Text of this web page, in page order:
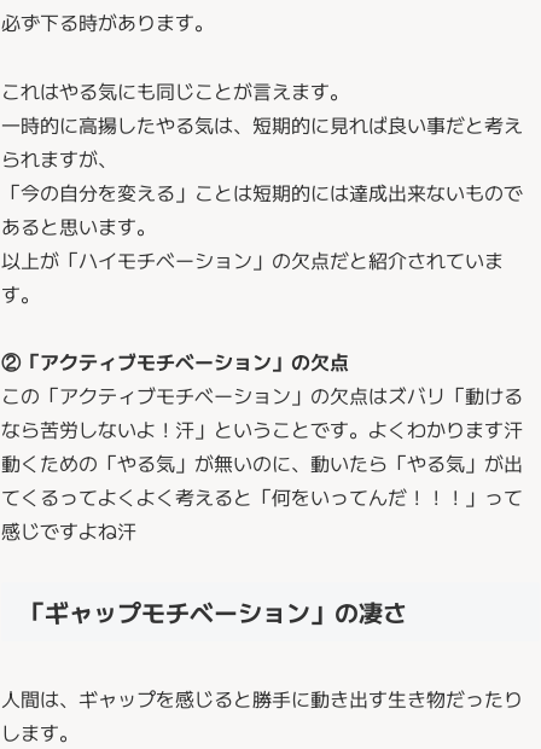
必ず下る時があります。
これはやる気にも同じことが言えます。
一時的に高揚したやる気は、短期的に見れば良い事だと考え
られますが、
「今の自分を変える」ことは短期的には達成出来ないもので
あると思います。
以上が「ハイモチベーション」の欠点だと紹介されていま
す。
②「アクティブモチベーション」の欠点
この「アクティブモチベーション」の欠点はズバリ「動ける
なら苦労しないよ！汗」ということです。よくわかります汗
動くための「やる気」が無いのに、動いたら「やる気」が出
てくるってよくよく考えると「何をいってんだ！！！」って
感じですよね汗
「ギャップモチベーション」の凄さ
人間は、ギャップを感じると勝手に動き出す生き物だったり
します。